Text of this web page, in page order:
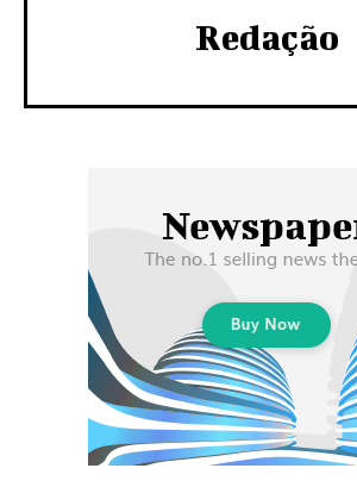
Redação